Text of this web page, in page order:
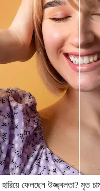
ফেলছেন উজ্জ্বলতা? মৃত